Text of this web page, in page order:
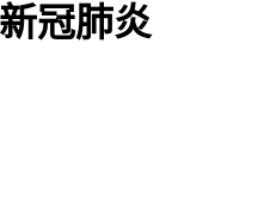
冠肺炎